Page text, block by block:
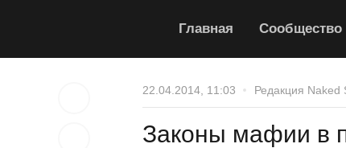
Главная Сообщество
22.04.2014, 11:03 Редакция Naked
Законы мафии в